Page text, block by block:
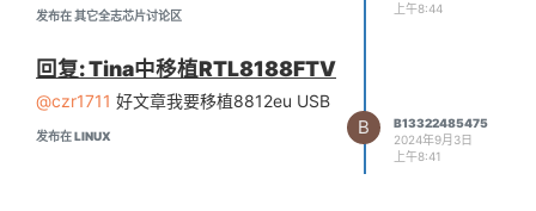
#define COMMAND_PREPARE 0x102
#define COMMAND_PLAY 0x103 //*
start playback.
pause the playback.
rom [<c0262f90>] (__squashfs
0/0x82c)
[ 1351.415609] [<c0262f90>]
(__squashfs_readpages.constp
rop.0) from [<c0263268>] (sq
uashfs_readpages+0x1c/0x24)
发布在 其它全志芯片讨论区
上午8:44
回复: Tina中移植RTL8188FTV
@czr1711 好文章我要移植8812eu USB
发布在 LINUX B
B13322485475
2024年9月3日
上午8:41